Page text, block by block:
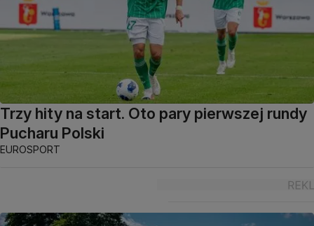
Trzy hity na start. Oto pary pierwszej rundy
Pucharu Polski
EUROSPORT